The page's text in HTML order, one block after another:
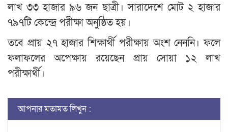
লাখ ৩৩ হাজার ৯৬ জন ছাত্রী। সারাদেশে মোট ২ হাজার
৭৯৭টি কেন্দ্রে পরীক্ষা অনুষ্ঠিত হয়।
তবে প্রায় ২৭ হাজার শিক্ষার্থী পরীক্ষায় অংশ নেননি। ফলে
ফলাফলের অপেক্ষায় রয়েছেন প্রায় সোয়া ১২ লাখ
পরীক্ষার্থী।
আপনার মতামত লিখুন :